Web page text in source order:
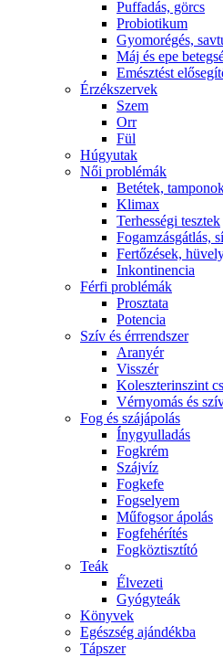
Puffadás, görcs
Probiotikum
Gyomorégés,
Máj és epe
Emésztést
Érzékszervek
Szem
Orr
Fül
Húgyutak
Női problémák
Betétek,
Klimax
Terhességi tesztek
Fogamzásgátlás,
Fertőzések,
Inkontinencia
Férfi problémák
Prosztata
Potencia
Szív és érrrendszer
Aranyér
Visszér
Koleszterinszint
Vérnyomás és
Fog és szájápolás
Í́nygyulladás
Fogkrém
Szájvíz
Fogkefe
Fogselyem
Műfogsor ápolás
Fogfehérítés
Fogköztisztító
Teák
É́lvezeti
Gyógyteák
Könyvek
Egészség ajándékba
Tápszer